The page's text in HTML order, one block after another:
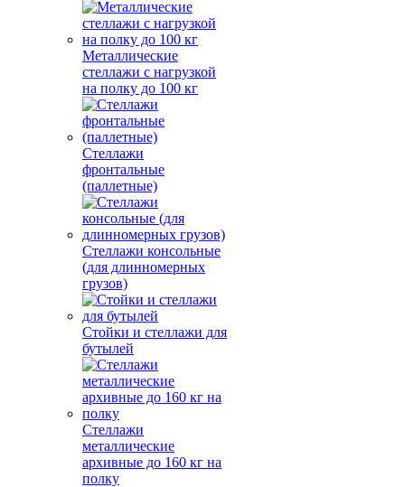
Металлические
стеллажи с нагрузкой
на полку до 100 кг
Стеллажи
фронтальные
(паллетные)
Стеллажи консольные
(для длинномерных
грузов)
Стойки и стеллажи для
бутылей
Стеллажи
металлические
архивные до 160 кг на
полку